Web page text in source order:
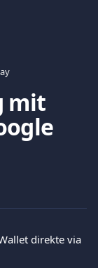
mit
direkte via